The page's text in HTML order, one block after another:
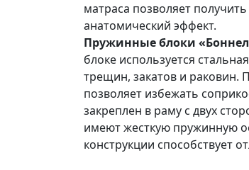
матраса позволяет
анатомический эффект.
Пружинные блоки
блоке используется
трещин, закатов и раковин.
позволяет избежать
закреплен в раму с двух
имеют жесткую пружинную
конструкции способствует